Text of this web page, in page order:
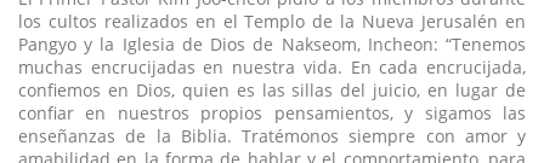
los cultos realizados en el Templo de la Nueva Jerusalén en
Pangyo y la Iglesia de Dios de Nakseom, Incheon: “Tenemos
muchas encrucijadas en nuestra vida. En cada encrucijada,
confiemos en Dios, quien es las sillas del juicio, en lugar de
confiar en nuestros propios pensamientos, y sigamos las
enseñanzas de la Biblia. Tratémonos siempre con amor y